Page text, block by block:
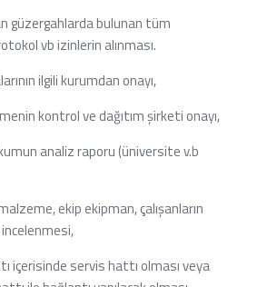
güzergahlarda bulunan tüm
vb izinlerin alınması.
ilgili kurumdan onayı,
kontrol ve dağıtım şirketi onayı,
analiz raporu (üniversite v.b
ekip ekipman, çalışanların
içerisinde servis hattı olması veya